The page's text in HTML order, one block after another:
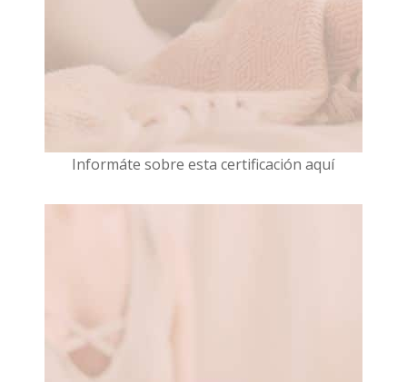
Informáte sobre esta certificación aquí